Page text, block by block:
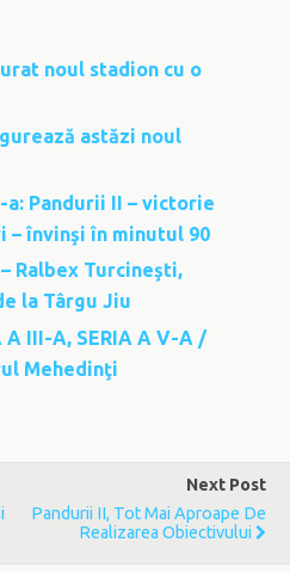
noul stadion cu o
astăzi noul
a: Pandurii II – victorie
– învinşi în minutul 90
Ralbex Turcineşti,
la Târgu Jiu
A III-A, SERIA A V-A /
Mehedinţi
Next Post
Pandurii II, Tot Mai Aproape De
Realizarea Obiectivului